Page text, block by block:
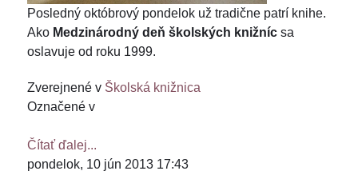
Posledný októbrový pondelok už tradične patrí knihe.
Ako Medzinárodný deň školských knižníc sa
oslavuje od roku 1999.
Zverejnené v Školská knižnica
Označené v
Čítať ďalej...
pondelok, 10 jún 2013 17:43